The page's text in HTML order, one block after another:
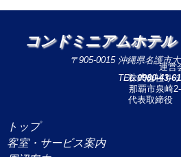
運営
株式会社リ
那覇市泉崎
代表取締
コンドミニアムホテ
〒905-0015 沖縄県名護市
TEL:0980-43-
トップ
客室・サービス案内